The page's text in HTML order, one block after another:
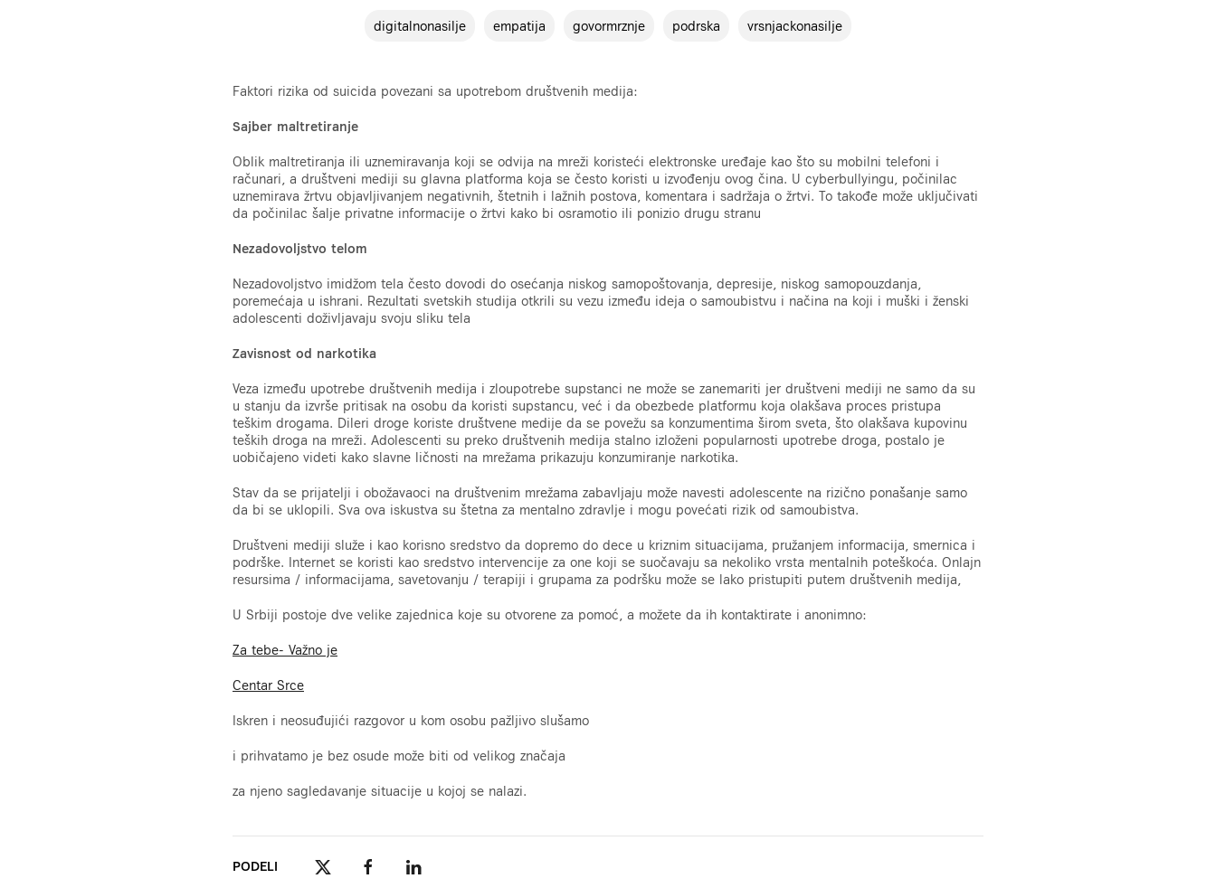
digitalnonasilje empatija govormrznje podrska vrsnjackonasilje
Faktori rizika od suicida povezani sa upotrebom društvenih medija:
Sajber maltretiranje
Oblik maltretiranja ili uznemiravanja koji se odvija na mreži koristeći elektronske uređaje kao što su mobilni telefoni i
računari, a društveni mediji su glavna platforma koja se često koristi u izvođenju ovog čina. U cyberbullyingu, počinilac
uznemirava žrtvu objavljivanjem negativnih, štetnih i lažnih postova, komentara i sadržaja o žrtvi. To takođe može uključivati
da počinilac šalje privatne informacije o žrtvi kako bi osramotio ili ponizio drugu stranu
Nezadovoljstvo telom
Nezadovoljstvo imidžom tela često dovodi do osećanja niskog samopoštovanja, depresije, niskog samopouzdanja,
poremećaja u ishrani. Rezultati svetskih studija otkrili su vezu između ideja o samoubistvu i načina na koji i muški i ženski
adolescenti doživljavaju svoju sliku tela
Zavisnost od narkotika
Veza između upotrebe društvenih medija i zloupotrebe supstanci ne može se zanemariti jer društveni mediji ne samo da su
u stanju da izvrše pritisak na osobu da koristi supstancu, već i da obezbede platformu koja olakšava proces pristupa
teškim drogama. Dileri droge koriste društvene medije da se povežu sa konzumentima širom sveta, što olakšava kupovinu
teških droga na mreži. Adolescenti su preko društvenih medija stalno izloženi popularnosti upotrebe droga, postalo je
uobičajeno videti kako slavne ličnosti na mrežama prikazuju konzumiranje narkotika.
Stav da se prijatelji i obožavaoci na društvenim mrežama zabavljaju može navesti adolescente na rizično ponašanje samo
da bi se uklopili. Sva ova iskustva su štetna za mentalno zdravlje i mogu povećati rizik od samoubistva.
Društveni mediji služe i kao korisno sredstvo da dopremo do dece u kriznim situacijama, pružanjem informacija, smernica i
podrške. Internet se koristi kao sredstvo intervencije za one koji se suočavaju sa nekoliko vrsta mentalnih poteškoća. Onlajn
resursima / informacijama, savetovanju / terapiji i grupama za podršku može se lako pristupiti putem društvenih medija,
U Srbiji postoje dve velike zajednica koje su otvorene za pomoć, a možete da ih kontaktirate i anonimno:
Za tebe- Važno je
Centar Srce
Iskren i neosuđujići razgovor u kom osobu pažljivo slušamo
i prihvatamo je bez osude može biti od velikog značaja
za njeno sagledavanje situacije u kojoj se nalazi.
PODELI